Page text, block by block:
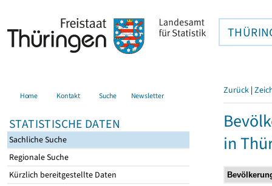
Home Kontakt Suche Newsletter
STATISTISCHE DATEN
Sachliche Suche
Regionale Suche
Kürzlich bereitgestellte Daten
Zurück |
in